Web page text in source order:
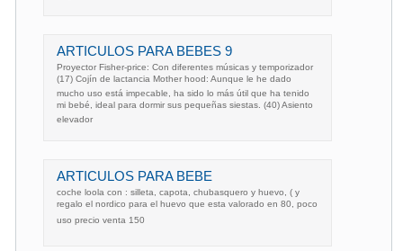
ARTICULOS PARA BEBES 9
Proyector Fisher-price: Con diferentes músicas y temporizador
(17) Cojín de lactancia Mother hood: Aunque le he dado
mucho uso está impecable, ha sido lo más útil que ha tenido
mi bebé, ideal para dormir sus pequeñas siestas. (40) Asiento
elevador
ARTICULOS PARA BEBE
coche loola con : silleta, capota, chubasquero y huevo, ( y
regalo el nordico para el huevo que esta valorado en 80, poco
uso precio venta 150